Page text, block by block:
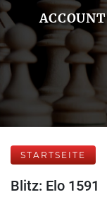
STARTSEITE
Blitz: Elo 1591